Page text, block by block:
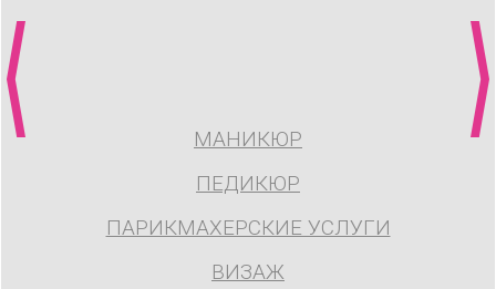
МАНИКЮР
ПЕДИКЮР
ПАРИКМАХЕРСКИЕ УСЛУГИ
ВИЗАЖ